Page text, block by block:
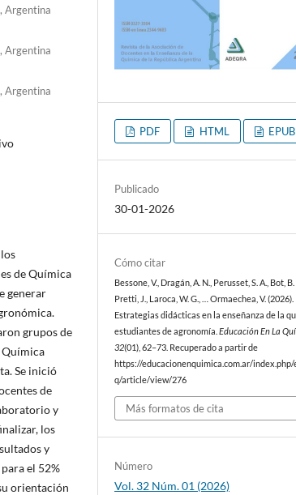
Argentina
Argentina
Argentina
de Química
generar
grupos de
Se inició
de
y
los
y
el 52%
orientación
PDF HTML EPUB
Publicado
30-01-2026
Cómo citar
Bessone, V., Dragán, A. N., Perusset, S. A., Bot, B.
Pretti, J., Laroca, W. G., … Ormaechea, V. (2026).
Estrategias didácticas en la enseñanza de la
estudiantes de agronomía.Educación En La
32(01), 62–73. Recuperado a partir de
https://educacionenquimica.com.ar/index.php/
q/article/view/276
Más formatos de cita
Número
Vol. 32 Núm. 01 (2026)